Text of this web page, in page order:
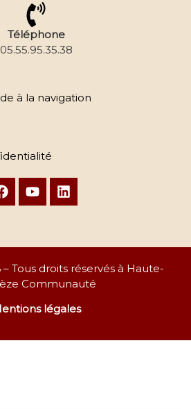
Téléphone
05.55.95.35.38
à la navigation
Tous droits réservés à Haute-
Communauté
légales